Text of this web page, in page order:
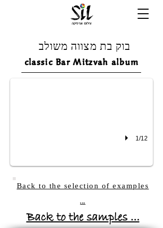
1/12
בוק בת מצווה משולב
Back to the samples ...
Back to the selection of examples
...
classic Bar Mitzvah album